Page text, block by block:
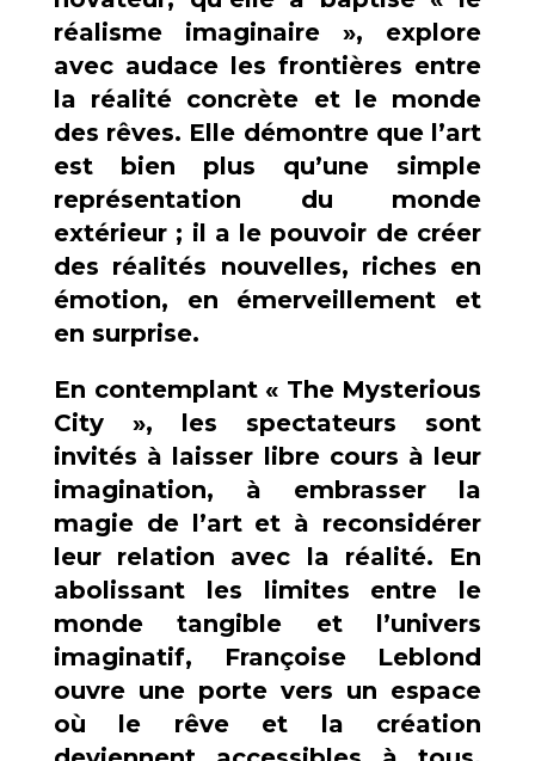
réalisme imaginaire », explore
avec audace les frontières entre
la réalité concrète et le monde
des rêves. Elle démontre que l’art
est bien plus qu’une simple
représentation du monde
extérieur ; il a le pouvoir de créer
des réalités nouvelles, riches en
émotion, en émerveillement et
en surprise.
En contemplant « The Mysterious
City », les spectateurs sont
invités à laisser libre cours à leur
imagination, à embrasser la
magie de l’art et à reconsidérer
leur relation avec la réalité. En
abolissant les limites entre le
monde tangible et l’univers
imaginatif, Françoise Leblond
ouvre une porte vers un espace
où le rêve et la création